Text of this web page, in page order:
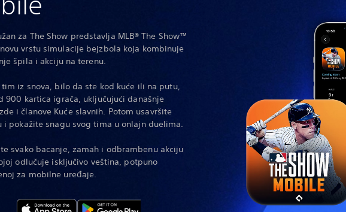
za The Show predstavlja MLB® The Show™
vrstu simulacije bejzbola koja kombinuje
špila i akciju na terenu.
iz snova, bilo da ste kod kuće ili na putu,
900 kartica igrača, uključujući današnje
i članove Kuće slavnih. Potom usavršite
i pokažite snagu svog tima u onlajn duelima.
svako bacanje, zamah i odbrambenu akciju
odlučuje isključivo veština, potpuno
za mobilne uređaje.